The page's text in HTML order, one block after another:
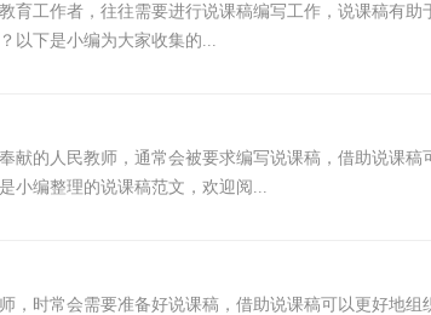
育工作者，往往需要进行说课稿编写工作，说课稿有助
以下是小编为大家收集的...
献的人民教师，通常会被要求编写说课稿，借助说课稿
小编整理的说课稿范文，欢迎阅...
，时常会需要准备好说课稿，借助说课稿可以更好地组